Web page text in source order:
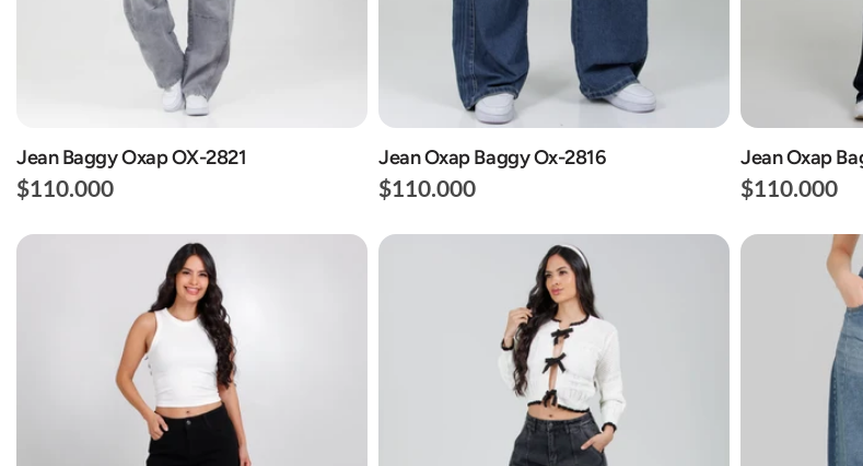
Jean Baggy Oxap OX-2821
$110.000
Jean Oxap Baggy Ox-2816
$110.000
Jean Oxap
$110.000